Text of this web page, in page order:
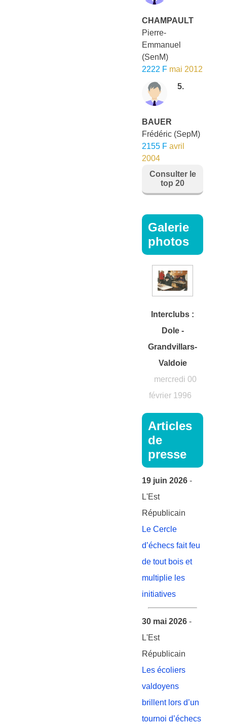
CHAMPAULT
Pierre-
Emmanuel
(SenM)
2222 F mai 2012
5.
BAUER
Frédéric (SepM)
2155 F avril
2004
Consulter le
top 20
Galerie
photos
Interclubs :
Dole -
Grandvillars-
Valdoie
mercredi 00
février 1996
Articles
de
presse
19 juin 2026 -
L'Est
Républicain
Le Cercle
d’échecs fait feu
de tout bois et
multiplie les
initiatives
30 mai 2026 -
L'Est
Républicain
Les écoliers
valdoyens
brillent lors d’un
tournoi d’échecs